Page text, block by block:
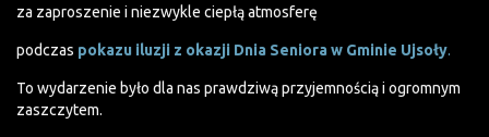
za zaproszenie i niezwykle ciepłą atmosferę
podczas pokazu iluzji z okazji Dnia Seniora w Gminie Ujsoły.
To wydarzenie było dla nas prawdziwą przyjemnością i ogromnym
zaszczytem.